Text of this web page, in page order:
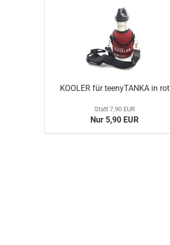
KOOLER für teenyTANKA in rot
Statt 7,90 EUR
Nur 5,90 EUR